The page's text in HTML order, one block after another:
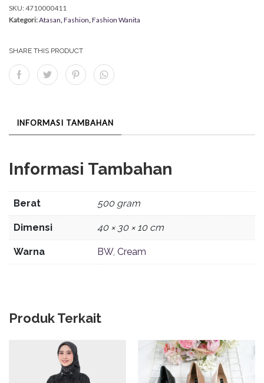
SKU:4710000411
Kategori:Atasan,Fashion,Fashion Wanita
SHARE THIS PRODUCT
INFORMASI TAMBAHAN
Informasi Tambahan
Berat 500 gram
Dimensi 40 × 30 × 10 cm
Warna BW, Cream
Produk Terkait